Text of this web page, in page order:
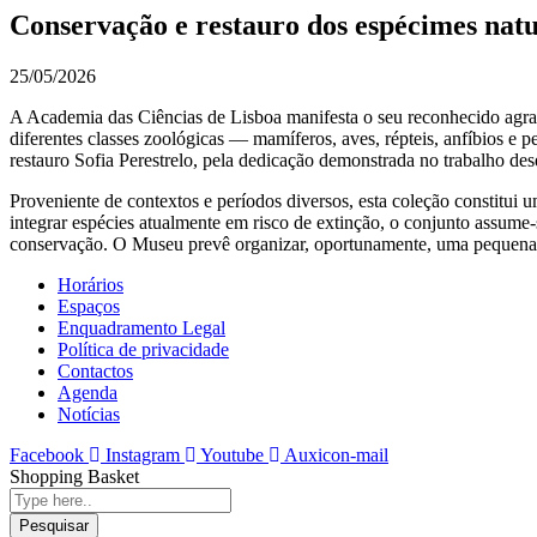
Conservação e restauro dos espécimes
25/05/2026
A Academia das Ciências de Lisboa manifesta o seu reconhecido
diferentes classes zoológicas — mamíferos, aves, répteis, anfíbios e
restauro Sofia Perestrelo, pela dedicação demonstrada no trabalho
Proveniente de contextos e períodos diversos, esta coleção
integrar espécies atualmente em risco de extinção, o conjunto
conservação. O Museu prevê organizar, oportunamente, uma
Horários
Espaços
Enquadramento Legal
Política de privacidade
Contactos
Agenda
Notícias
Facebook
Instagram Youtube
Auxicon-mail
Shopping Basket